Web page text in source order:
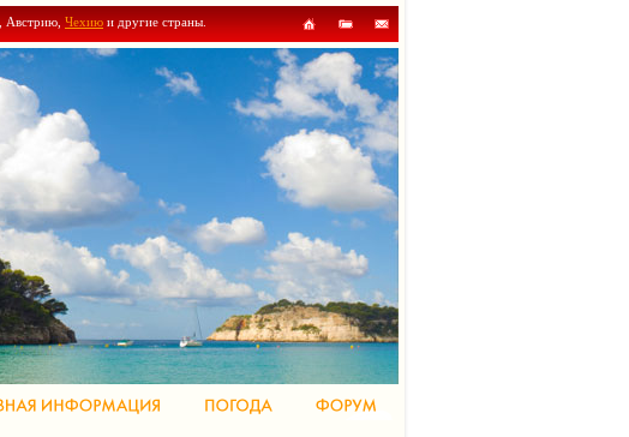
, Австрию, Чехию и другие страны.